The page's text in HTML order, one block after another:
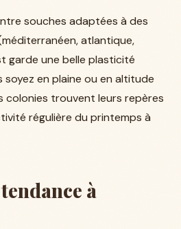
souches adaptées à des
atlantique,
garde une belle plasticité
soyez en plaine ou en altitude
colonies trouvent leurs repères
régulière du printemps à
à